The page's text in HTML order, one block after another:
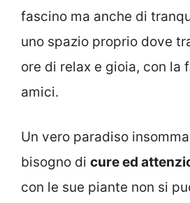
fascino ma anche di
uno spazio proprio dove
ore di relax e gioia, con la
amici.
Un vero paradiso
bisogno di cure ed
con le sue piante non si